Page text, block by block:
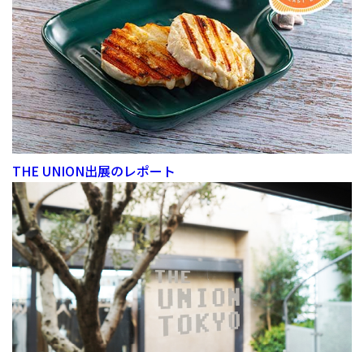
THE UNION出展のレポート